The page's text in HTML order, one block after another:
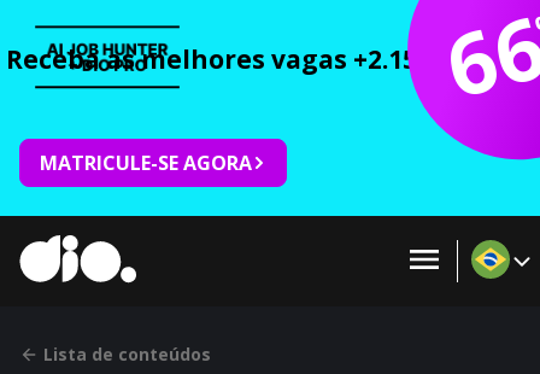
Receba as melhores vagas +2.150 cursos
MATRICULE-SE AGORA
Lista de conteúdos